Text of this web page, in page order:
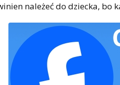
należeć do dziecka, bo